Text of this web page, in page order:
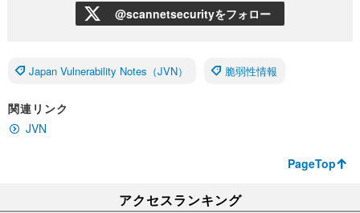
@scannetsecurityをフォロー
Japan Vulnerability Notes（JVN） 脆弱性情報
関連リンク
JVN
PageTop
アクセスランキング